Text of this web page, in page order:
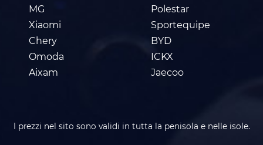
MG
Xiaomi
Chery
Omoda
Aixam
Polestar
Sportequipe
BYD
ICKX
Jaecoo
I prezzi nel sito sono validi in tutta la penisola e nelle isole.